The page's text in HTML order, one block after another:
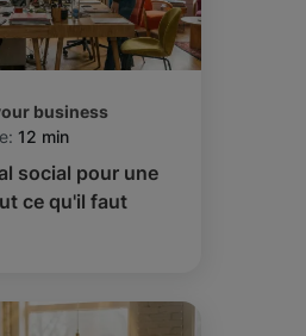
business
12 min
social pour une
ce qu'il faut